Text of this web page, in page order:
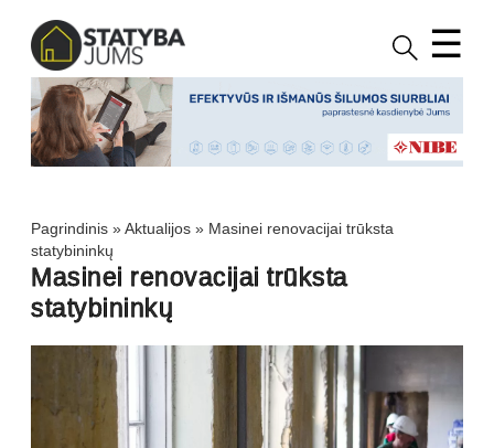
☰
Pagrindinis »Aktualijos » Masinei renovacijai trūksta
statybininkų
Masinei renovacijai trūksta
statybininkų